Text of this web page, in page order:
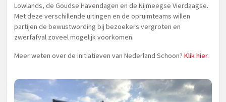
Lowlands, de Goudse Havendagen en de Nijmeegse Vierdaagse.
Met deze verschillende uitingen en de opruimteams willen
partijen de bewustwording bij bezoekers vergroten en
zwerfafval zoveel mogelijk voorkomen.
Meer weten over de initiatieven van Nederland Schoon? Klik hier.